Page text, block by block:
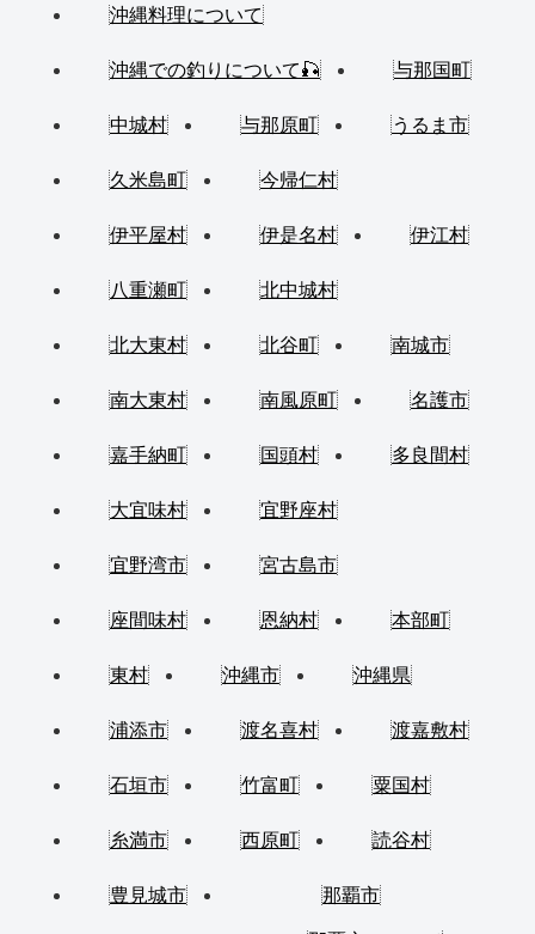
沖縄料理について
沖縄での釣りについて🎣 与那国町
中城村 与那原町 うるま市
久米島町 今帰仁村
伊平屋村 伊是名村 伊江村
八重瀬町 北中城村
北大東村 北谷町 南城市
南大東村 南風原町 名護市
嘉手納町 国頭村 多良間村
大宜味村 宜野座村
宜野湾市 宮古島市
座間味村 恩納村 本部町
東村 沖縄市 沖縄県
浦添市 渡名喜村 渡嘉敷村
石垣市 竹富町 粟国村
糸満市 西原町 読谷村
豊見城市 那覇市